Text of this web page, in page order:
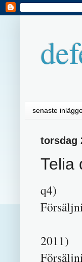
senaste
torsdag
Telia
q4)
2011)